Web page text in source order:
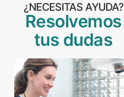
¿NECESITAS AYUDA?
Resolvemos
tus dudas